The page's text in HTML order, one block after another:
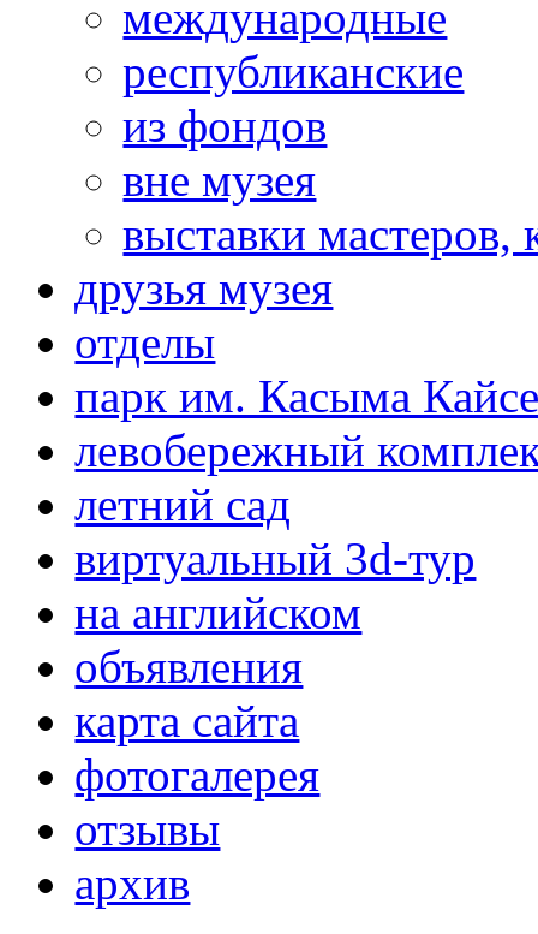
международные
республиканские
из фондов
вне музея
выставки мастеров,
друзья музея
отделы
парк им. Касыма
левобережный
летний сад
виртуальный 3d-тур
на английском
объявления
карта сайта
фотогалерея
отзывы
архив